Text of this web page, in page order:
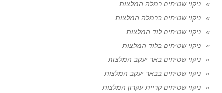
ניקוי שטיחים רמלה המלצות
ניקוי שטיחים ברמלה המלצות
ניקוי שטיחים לוד המלצות
ניקוי שטיחים בלוד המלצות
ניקוי שטיחים באר יעקב המלצות
ניקוי שטיחים בבאר יעקב המלצות
ניקוי שטיחים קריית עקרון המלצות